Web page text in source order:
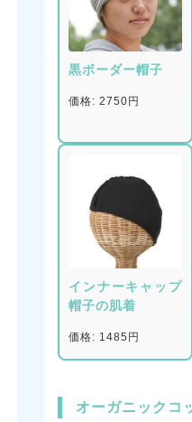
黒ボーダー帽子
価格: 2750円
インナーキャップ
帽子の肌着
価格: 1485円
オーガニックコ